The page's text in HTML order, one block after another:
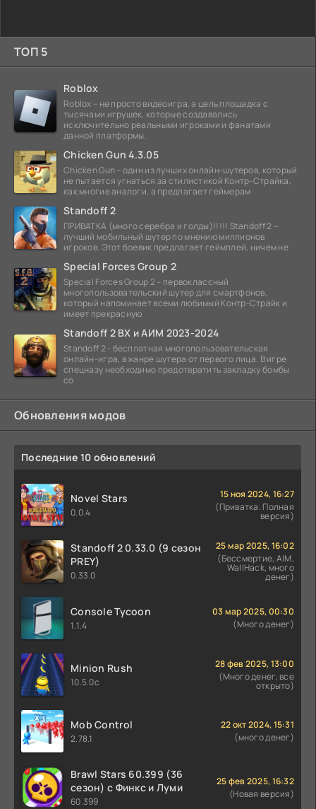
ТОП 5
Roblox
Roblox – не просто видеоигра, а цель площадка с
тысячами игрушек, которые создавались
исключительно реальными игроками и фанатами
данной платформы.
Chicken Gun 4.3.05
Chicken Gun – один из лучших онлайн-шутеров, который
не пытается угнаться за стилистикой Контр-Страйка,
как многие аналоги, а предлагает геймерам
Standoff 2
ПРИВАТКА (много серебра и голды)!!!!! Standoff 2 –
лучший мобильный шутер по мнению миллионов
игроков. Этот боевик предлагает геймплей, ничем не
Special Forces Group 2
Special Forces Group 2 – первоклассный
многопользовательский шутер для смартфонов,
который напоминает всеми любимый Контр-Страйк и
имеет прекрасную
Standoff 2 ВХ и АИМ 2023-2024
Standoff 2 - бесплатная многопользовательская
онлайн-игра, в жанре шутера от первого лица. В игре
спецназу необходимо предотвратить закладку бомбы
со
Обновления модов
Последние 10 обновлений
Novel Stars
0.0.4
15 ноя 2024, 16:27
(Приватка. Полная
версия)
Standoff 2 0.33.0 (9 сезон
PREY)
0.33.0
25 мар 2025, 16:02
(Бессмертие, AIM,
WallHack, много
денег)
Console Tycoon
1.1.4
03 мар 2025, 00:30
(Много денег)
Minion Rush
10.5.0c
28 фев 2025, 13:00
(Много денег, все
открыто)
Mob Control
2.78.1
22 окт 2024, 15:31
(много денег)
Brawl Stars 60.399 (36
сезон) с Финкс и Луми
60.399
25 фев 2025, 16:32
(Новая версия)